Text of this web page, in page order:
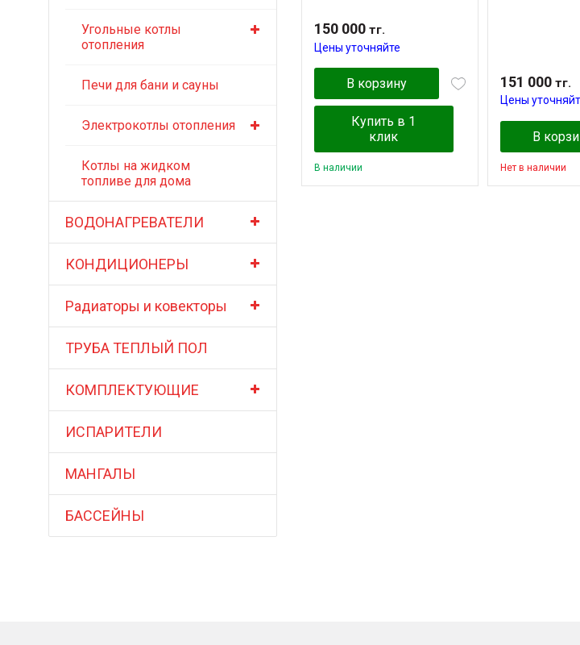
Угольные котлы
отопления
Печи для бани и сауны
Электрокотлы отопления
Котлы на жидком
топливе для дома
ВОДОНАГРЕВАТЕЛИ
КОНДИЦИОНЕРЫ
Радиаторы и ковекторы
ТРУБА ТЕПЛЫЙ ПОЛ
КОМПЛЕКТУЮЩИЕ
ИСПАРИТЕЛИ
МАНГАЛЫ
БАССЕЙНЫ
150 000тг.
Цены уточняйте
В корзину
Купить в 1
клик
В наличии
151 000 тг.
Цены
В
Нет в наличии